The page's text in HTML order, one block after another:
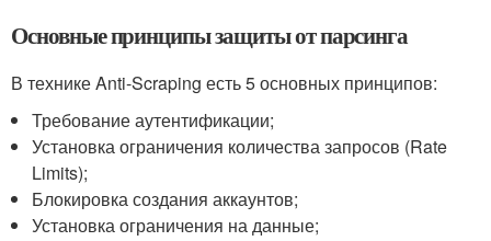
Основные принципы защиты от парсинга
В технике Anti-Scraping есть 5 основных принципов:
Требование аутентификации;
Установка ограничения количества запросов (Rate
Limits);
Блокировка создания аккаунтов;
Установка ограничения на данные;